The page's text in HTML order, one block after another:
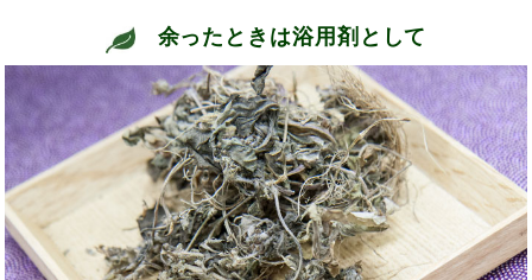
余ったときは浴用剤として